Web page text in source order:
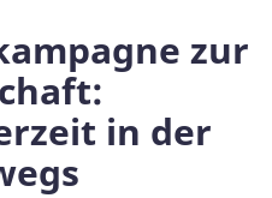
zur
in der